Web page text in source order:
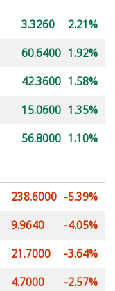
3.3260
2.21%
60.6400 1.92%
42.3600 1.58%
15.0600 1.35%
56.8000 1.10%
238.6000 -5.39%
9.9640
-4.05%
21.7000
-3.64%
4.7000
-2.57%